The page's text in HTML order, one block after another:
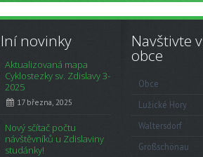
novinky
Aktualizovaná mapa
Cyklostezky sv. Zdislavy 3-
2025
17 března, 2025
Nový sčítač počtu
návštěvníků u Zdislaviny
studánky!
Navštivte
obce
Obce
Lužické Hory
Waltersdorf
Großschönau